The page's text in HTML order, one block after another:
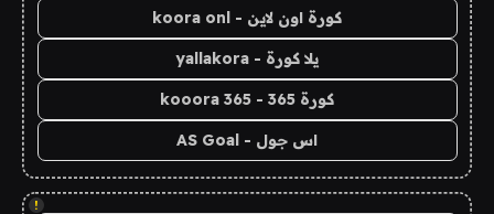
كورة اون لاين - koora onl
يلا كورة - yallakora
كورة 365 - kooora 365
اس جول - AS Goal
!